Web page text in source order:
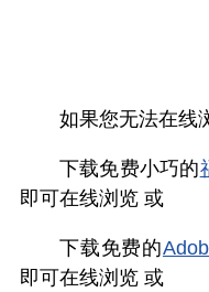
如果您无法在线
下载免费小巧的
即可在线浏览 或
下载免费的
即可在线浏览 或